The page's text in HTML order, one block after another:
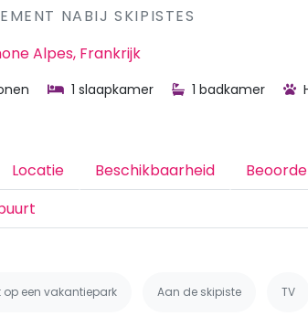
NABIJ SKIPISTES
Alpes, Frankrijk
1 slaapkamer 1 badkamer
Locatie Beschikbaarheid
op een vakantiepark Aan de skipiste TV